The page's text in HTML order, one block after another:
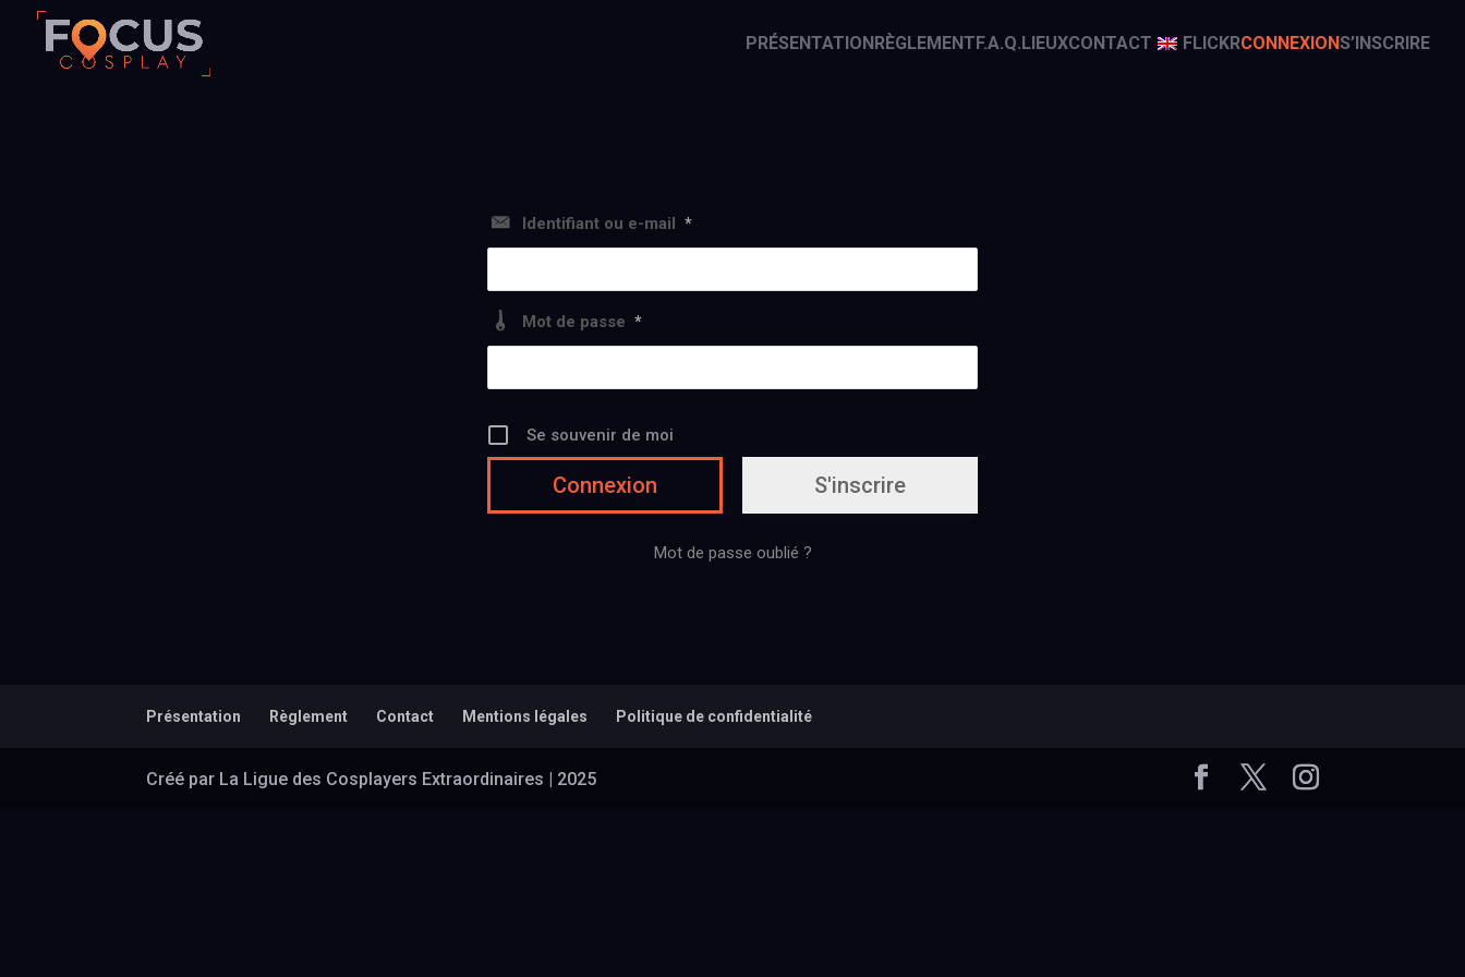
PRÉSENTATIONRÈGLEMENTF.A.Q.LIEUXCONTACT FLICKRCONNEXIONS’INSCRIRE
Identifiant ou e-mail *
Mot de passe *
Se souvenir de moi
S'inscrire
Mot de passe oublié ?
Présentation Règlement Contact Mentions légales Politique de confidentialité
Créé par La Ligue des Cosplayers Extraordinaires | 2025